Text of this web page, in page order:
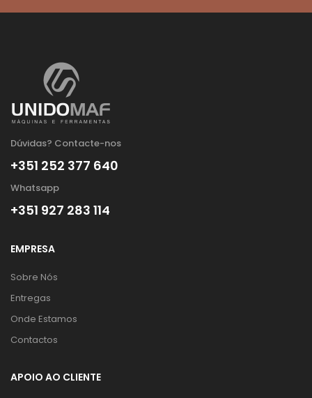
Dúvidas? Contacte-nos
+351 252 377 640
Whatsapp
+351 927 283 114
EMPRESA
Sobre Nós
Entregas
Onde Estamos
Contactos
APOIO AO CLIENTE